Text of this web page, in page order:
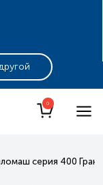
(495) 255-19-29
0
серия 400